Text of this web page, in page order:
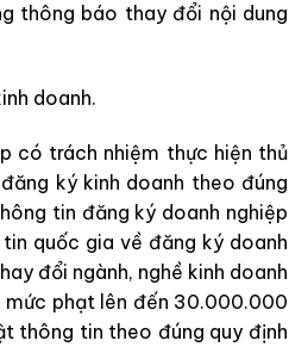
thông báo thay đổi nội dung
doanh.
có trách nhiệm thực hiện thủ
ký kinh doanh theo đúng
tin đăng ký doanh nghiệp
quốc gia về đăng ký doanh
đổi ngành, nghề kinh doanh
mức phạt lên đến 30.000.000
thông tin theo đúng quy định